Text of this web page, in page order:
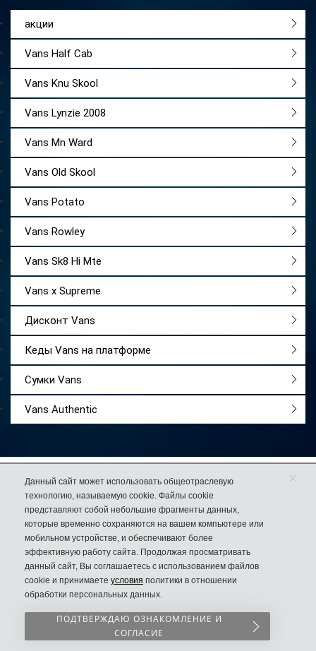
акции
Vans Half Cab
Vans Knu Skool
Vans Lynzie 2008
Vans Mn Ward
Vans Old Skool
Vans Potato
Vans Rowley
Vans Sk8 Hi Mte
Vans x Supreme
Дисконт Vans
Кеды Vans на платформе
Сумки Vans
Vans Authentic
Работаемс 2009 года
Более 50 000довольных покупателей
74% клиентоввозвращаются к нам за еще одной парой обуви
8 (925) 636-00-06
Сергия Радонежского 8
Дисконт №1
в России
Данный сайт может использовать общеотраслевую
технологию, называемую cookie. Файлы cookie
представляют собой небольшие фрагменты данных,
которые временно сохраняются на вашем компьютере или
мобильном устройстве, и обеспечивают более
эффективную работу сайта. Продолжая просматривать
данный сайт, Вы соглашаетесь с использованием файлов
cookie и принимаете условия политики в отношении
обработки персональных данных.
×
ПОДТВЕРЖДАЮ ОЗНАКОМЛЕНИЕ И
СОГЛАСИЕ